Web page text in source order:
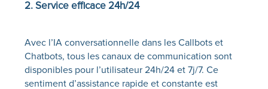
2. Service efficace 24h/24
Avec l’IA conversationnelle dans les Callbots et
Chatbots, tous les canaux de communication sont
disponibles pour l’utilisateur 24h/24 et 7j/7. Ce
sentiment d’assistance rapide et constante est